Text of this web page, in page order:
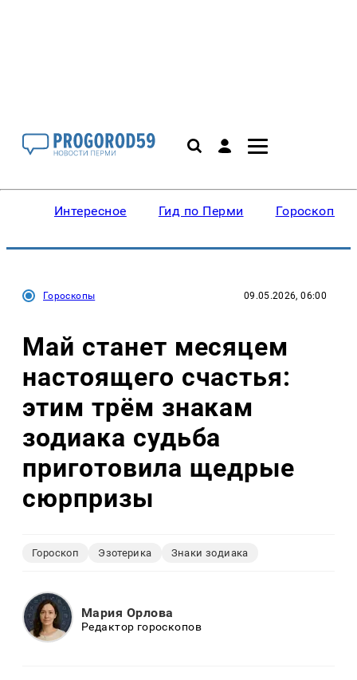
Интересное Гид по Перми Гороскопы
Гороскопы 09.05.2026, 06:00
Май станет месяцем
настоящего счастья:
этим трём знакам
зодиака судьба
приготовила щедрые
сюрпризы
Гороскоп Эзотерика Знаки зодиака
Мария Орлова
Редактор гороскопов